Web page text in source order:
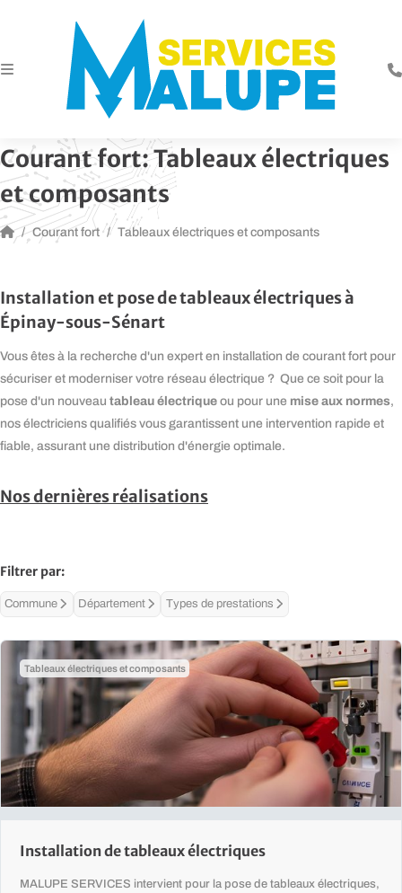
Courant fort:Tableaux électriques
et composants
Courant fort Tableaux électriques et composants
Installation et pose de tableaux électriques à
Épinay-sous-Sénart
Vous êtes à la recherche d'un expert en installation de courant fort pour
sécuriser et moderniser votre réseau électrique ? Que ce soit pour la
pose d'un nouveautableau électriqueou pour une mise aux normes,
nos électriciens qualifiés vous garantissent une intervention rapide et
fiable, assurant une distribution d'énergie optimale.
Nos dernières réalisations
Filtrer par:
Commune Département Types de prestations
Tableaux électriques et composants
Installation de tableaux électriques
MALUPE SERVICES intervient pour la pose de tableaux électriques,